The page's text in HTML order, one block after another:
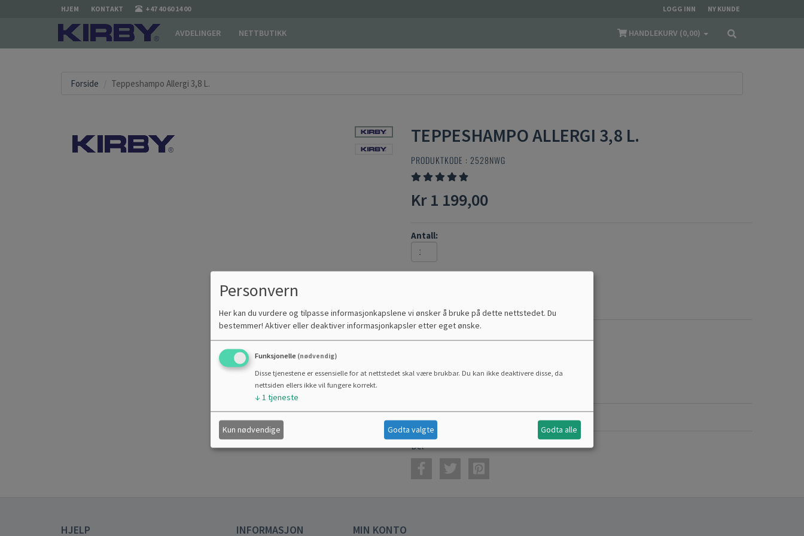
HJEM KONTAKT +47 40 60 14 00 LOGG INN NY KUNDE
AVDELINGER NETTBUTIKK HANDLEKURV (0,00)
Forside Teppeshampo Allergi 3,8 L.
TEPPESHAMPO ALLERGI 3,8 L.
PRODUKTKODE : 2528NWG
Kr 1 199,00
Antall:
LAGERVARE SIKKER NETTHANDEL
Del
HJELP INFORMASJON MIN KONTO
Personvern
Her kan du vurdere og tilpasse informasjonkapslene vi ønsker å bruke på dette nettstedet. Du
bestemmer! Aktiver eller deaktiver informasjonkapsler etter eget ønske.
Funksjonelle (nødvendig)
Disse tjenestene er essensielle for at nettstedet skal være brukbar. Du kan ikke deaktivere disse, da
nettsiden ellers ikke vil fungere korrekt.
↓ 1 tjeneste
Kun nødvendige Godta valgte Godta alle